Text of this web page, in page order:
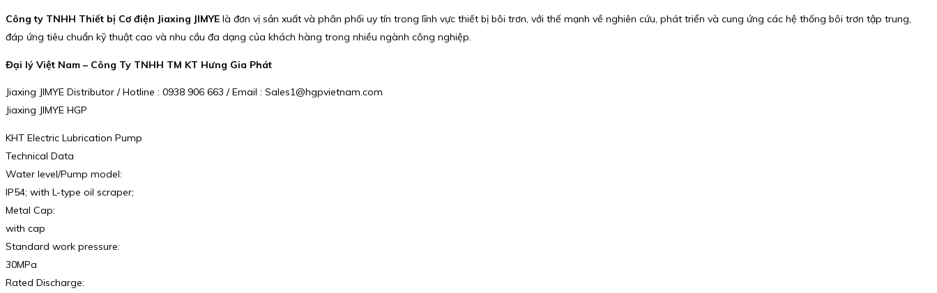
Công ty TNHH Thiết bị Cơ điện Jiaxing JIMYE là đơn vị sản xuất và phân phối uy tín trong lĩnh vực thiết bị bôi trơn, với thế mạnh về nghiên cứu, phát triển và cung ứng các hệ thống bôi trơn tập trung,
đáp ứng tiêu chuẩn kỹ thuật cao và nhu cầu đa dạng của khách hàng trong nhiều ngành công nghiệp.
Đại lý Việt Nam – Công Ty TNHH TM KT Hưng Gia Phát
Jiaxing JIMYE Distributor / Hotline : 0938 906 663 / Email : Sales1@hgpvietnam.com
Jiaxing JIMYE HGP
KHT Electric Lubrication Pump
Technical Data
Water level/Pump model:
IP54; with L-type oil scraper;
Metal Cap:
with cap
Standard work pressure:
30MPa
Rated Discharge: